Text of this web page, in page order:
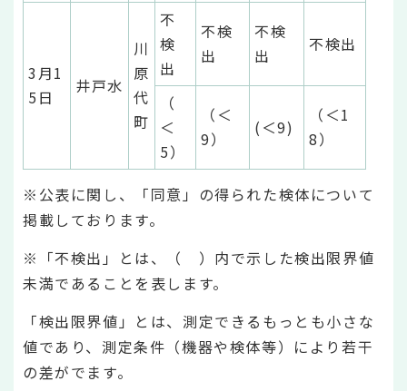
3月1
5日
井戸水
川
原
代
町
不
検
出
不検
出
不検
出
不検出
（
＜
5）
（＜
9）
(＜9)
（＜1
8）
※公表に関し、「同意」の得られた検体について
掲載しております。
※「不検出」とは、（ ）内で示した検出限界値
未満であることを表します。
「検出限界値」とは、測定できるもっとも小さな
値であり、測定条件（機器や検体等）により若干
の差がでます。